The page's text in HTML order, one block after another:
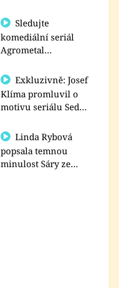
Sledujte
komediální seriál
Agrometal
prima+
Exkluzivně: Josef
Klíma promluvil o
motivu seriálu Sedm
Linda Rybová
popsala temnou
minulost Sáry ze